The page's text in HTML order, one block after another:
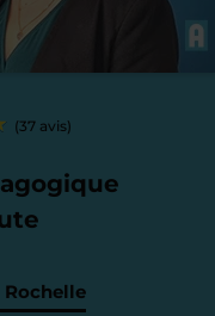
(37 avis)
Rochelle